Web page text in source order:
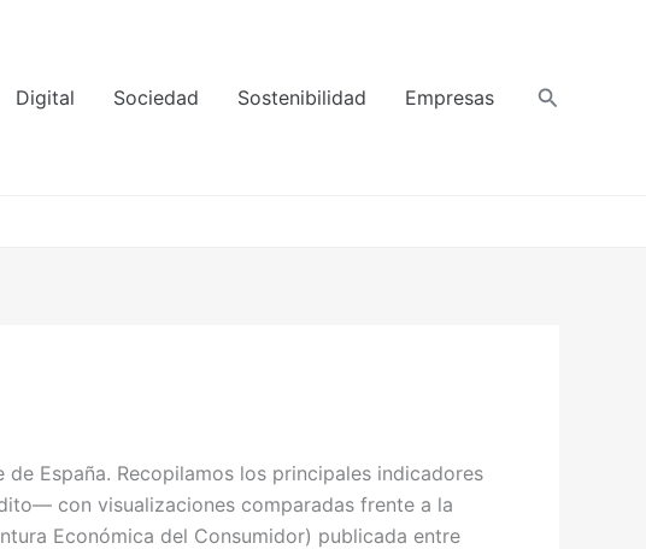
Digital Sociedad Sostenibilidad Empresas Buscar
España. Recopilamos los principales indicadores
con visualizaciones comparadas frente a la
Económica del Consumidor) publicada entre